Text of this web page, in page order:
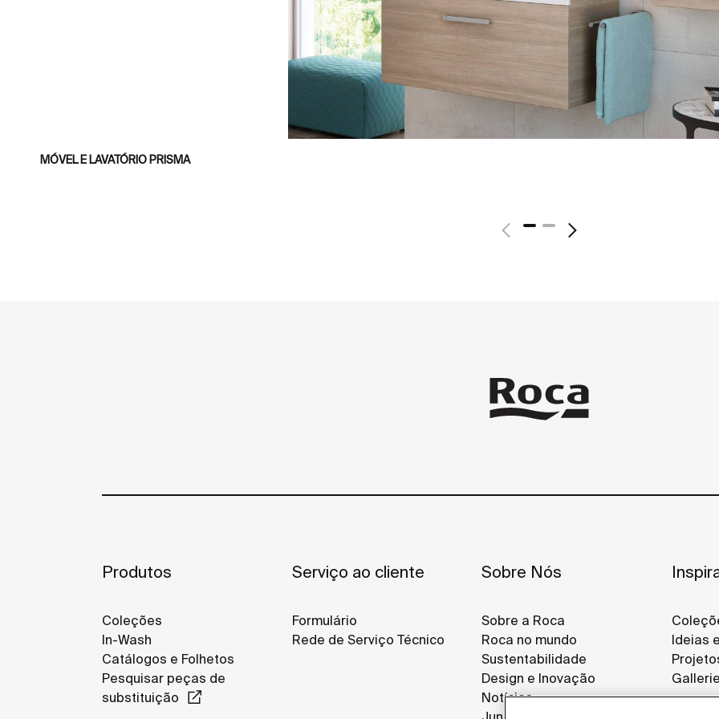
MÓVEL E LAVATÓRIO PRISMA
Produtos
Coleções
In-Wash
Catálogos e Folhetos
Pesquisar peças de
substituição
Serviço ao cliente
Formulário
Rede de Serviço Técnico
Sobre Nós
Sobre a Roca
Roca no mundo
Sustentabilidade
Design e Inovação
Notícias
Ideias